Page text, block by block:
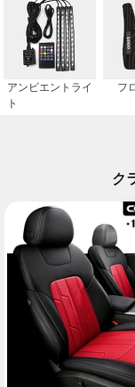
アンビエントライ
ト
フ
ク